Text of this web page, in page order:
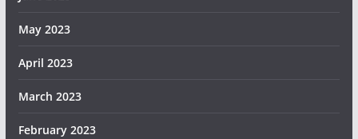
May 2023
April 2023
March 2023
February 2023